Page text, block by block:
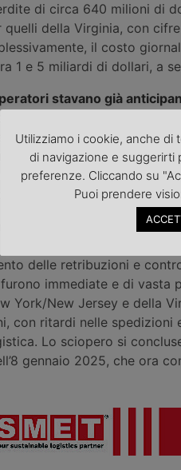
di circa 640 milioni di
quelli della Virginia, con
il costo
1 e 5 miliardi di dollari, a
stavano già
container già registrato a
potuto essere un
evitare rischi futuri,
ridisegnando il panorama
hub portuali della regione.
a ottobre 2024
,
di tre giorni nei
delle retribuzioni e
immediate e di vasta
York/New Jersey e della
con ritardi nelle spedizioni
Lo sciopero si
gennaio 2025, che ora
Utilizziamo i cookie, anche di
di navigazione e suggerirti
preferenze. Cliccando su
Puoi prendere